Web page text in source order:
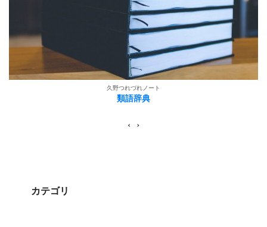
久野つれづれノート
類語辞典
‹ ›
カテゴリ